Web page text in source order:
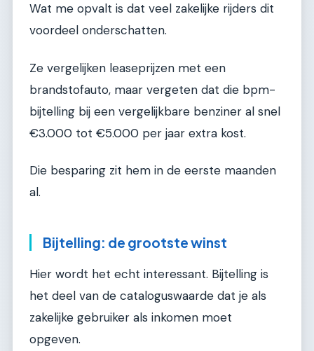
Wat me opvalt is dat veel zakelijke rijders dit
voordeel onderschatten.
Ze vergelijken leaseprijzen met een
brandstofauto, maar vergeten dat die bpm-
bijtelling bij een vergelijkbare benziner al snel
€3.000 tot €5.000 per jaar extra kost.
Die besparing zit hem in de eerste maanden
al.
Bijtelling: de grootste winst
Hier wordt het echt interessant. Bijtelling is
het deel van de cataloguswaarde dat je als
zakelijke gebruiker als inkomen moet
opgeven.